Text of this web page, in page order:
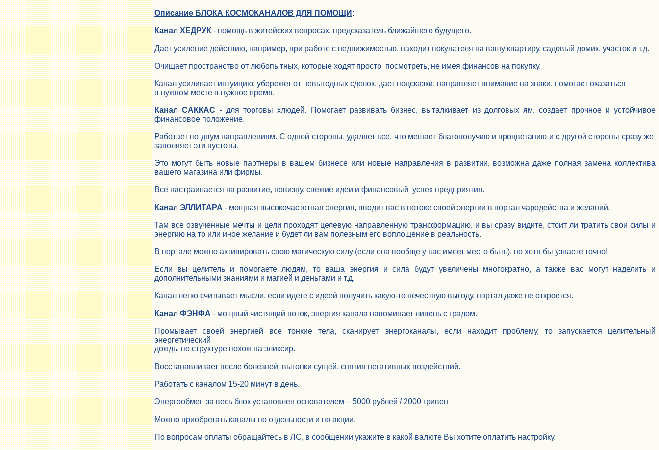
Описание БЛОКА КОСМОКАНАЛОВ ДЛЯ ПОМОЩИ :
Канал ХЕДРУК - помощь в житейских вопросах, предсказатель ближайшего будущего.
Дает усиление действию, например, при работе с недвижимостью, находит покупателя на вашу квартиру, садовый домик, участок и т.д.
Очищает пространство от любопытных, которые ходят просто посмотреть, не имея финансов на покупку.
Канал усиливает интуицию, убережет от невыгодных сделок, дает подсказки, направляет внимание на знаки, помогает оказаться
в нужном месте в нужное время.
Канал САККАС - для торговы хлюдей. Помогает развивать бизнес, выталкивает из долговых ям, создает прочное и устойчивое
финансовое положение.
Работает по двум направлениям. С одной стороны, удаляет все, что мешает благополучию и процветанию и с другой стороны сразу же
заполняет эти пустоты.
Это могут быть новые партнеры в вашем бизнесе или новые направления в развитии, возможна даже полная замена коллектива
вашего магазина или фирмы.
Все настраивается на развитие, новизну, свежие идеи и финансовый успех предприятия.
Канал ЭЛЛИТАРА - мощная высокочастотная энергия, вводит вас в потоке своей энергии в портал чародейства и желаний.
Там все озвученные мечты и цели проходят целевую направленную трансформацию, и вы сразу видите, стоит ли тратить свои силы и
энергию на то или иное желание и будет ли вам полезным его воплощение в реальность.
В портале можно активировать свою магическую силу (если она вообще у вас имеет место быть), но хотя бы узнаете точно!
Если вы целитель и помогаете людям, то ваша энергия и сила будут увеличены многократно, а также вас могут наделить и
дополнительными знаниями и магией и деньгами и т.д.
Канал легко считывает мысли, если идете с идеей получить какую-то нечестную выгоду, портал даже не откроется.
Канал ФЭНФА - мощный чистящий поток, энергия канала напоминает ливень с градом.
Промывает своей энергией все тонкие тела, сканирует энергоканалы, если находит проблему, то запускается целительный
энергетический
дождь, по структуре похож на эликсир.
Восстанавливает после болезней, выгонки сущей, снятия негативных воздействий.
Работать с каналом 15-20 минут в день.
Энергообмен за весь блок установлен основателем – 5000 рублей / 2000 гривен
Можно приобретать каналы по отдельности и по акции.
По вопросам оплаты обращайтесь в ЛС, в сообщении укажите в какой валюте Вы хотите оплатить настройку.